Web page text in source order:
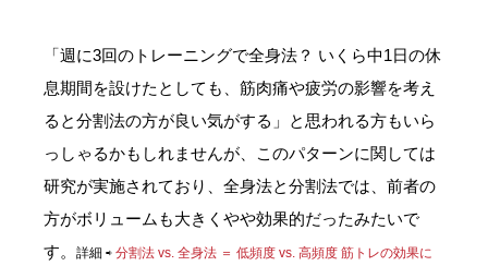
「週に3回のトレーニングで全身法？ いくら中1日の休
息期間を設けたとしても、筋肉痛や疲労の影響を考え
ると分割法の方が良い気がする」と思われる方もいら
っしゃるかもしれませんが、このパターンに関しては
研究が実施されており、全身法と分割法では、前者の
方がボリュームも大きくやや効果的だったみたいで
す。
詳細 ⇨ 分割法 vs. 全身法 ＝ 低頻度 vs. 高頻度 筋トレの効果に